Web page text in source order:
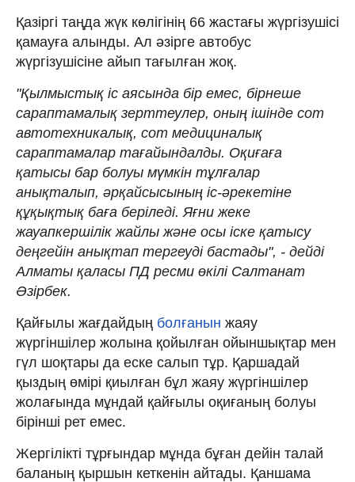
Қазіргі таңда жүк көлігінің 66 жастағы жүргізушісі
қамауға алынды. Ал әзірге автобус
жүргізушісіне айып тағылған жоқ.
"Қылмыстық іс аясында бір емес, бірнеше
сараптамалық зерттеулер, оның ішінде сот
автотехникалық, сот медициналық
сараптамалар тағайындалды. Оқиғаға
қатысы бар болуы мүмкін тұлғалар
анықталып, әрқайсысының іс-әрекетіне
құқықтық баға беріледі. Яғни жеке
жауапкершілік жайлы және осы іске қатысу
деңгейін анықтап тергеуді бастады", - дейді
Алматы қаласы ПД ресми өкілі Салтанат
Әзірбек.
Қайғылы жағдайдың болғанын жаяу
жүргіншілер жолына қойылған ойыншықтар мен
гүл шоқтары да еске салып тұр. Қаршадай
қыздың өмірі қиылған бұл жаяу жүргіншілер
жолағында мұндай қайғылы оқиғаның болуы
бірінші рет емес.
Жергілікті тұрғындар мұнда бұған дейін талай
баланың қыршын кеткенін айтады. Қаншама